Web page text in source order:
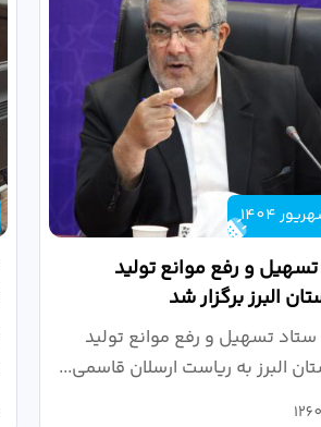
و رفع موانع تولید
البرز برگزار شد
تسهیل و رفع موانع تولید
البرز به ریاست ارسلان قاسمی...